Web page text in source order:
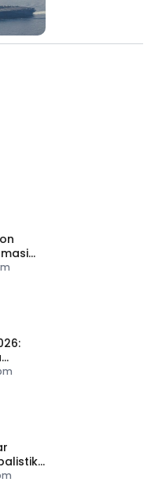
Laut